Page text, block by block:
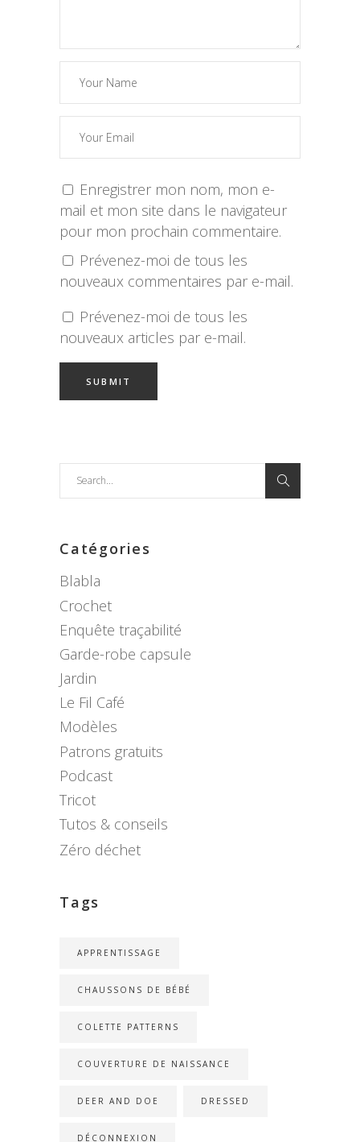
Enregistrer mon nom, mon e-
mail et mon site dans le navigateur
pour mon prochain commentaire.
Prévenez-moi de tous les
nouveaux commentaires par e-mail.
Prévenez-moi de tous les
nouveaux articles par e-mail.
Search
for:
Catégories
Blabla
Crochet
Enquête traçabilité
Garde-robe capsule
Jardin
Le Fil Café
Modèles
Patrons gratuits
Podcast
Tricot
Tutos & conseils
Zéro déchet
Tags
APPRENTISSAGE
CHAUSSONS DE BÉBÉ
COLETTE PATTERNS
COUVERTURE DE NAISSANCE
DEER AND DOE DRESSED
DÉCONNEXION